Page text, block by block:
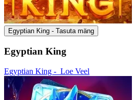
Egyptian King - Tasuta mäng
Egyptian King
Egyptian King - Loe Veel